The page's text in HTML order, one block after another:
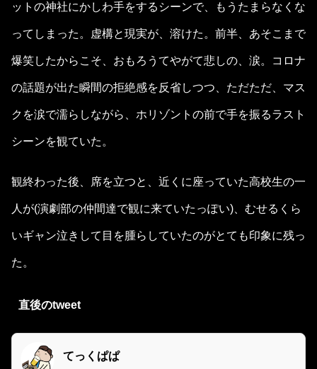
ットの神社にかしわ手をするシーンで、もうたまらなくな
ってしまった。虚構と現実が、溶けた。前半、あそこまで
爆笑したからこそ、おもろうてやがて悲しの、涙。コロナ
の話題が出た瞬間の拒絶感を反省しつつ、ただただ、マス
クを涙で濡らしながら、ホリゾントの前で手を振るラスト
シーンを観ていた。
観終わった後、席を立つと、近くに座っていた高校生の一
人が(演劇部の仲間達で観に来ていたっぽい)、むせるくら
いギャン泣きして目を腫らしていたのがとても印象に残っ
た。
直後のtweet
てっくぱぱ